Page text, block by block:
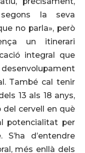
la seva
no parla», però
un itinerari
integral que
desenvolupament
També cal tenir
13 als 18 anys,
cervell en què
potencialitat per
d’entendre
més enllà dels